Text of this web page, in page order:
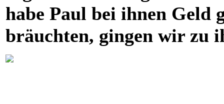
habe Paul bei ihnen Geld
bräuchten, gingen wir zu